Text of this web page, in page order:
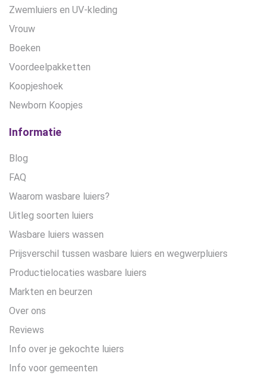
Zwemluiers en UV-kleding
Vrouw
Boeken
Voordeelpakketten
Koopjeshoek
Newborn Koopjes
Informatie
Blog
FAQ
Waarom wasbare luiers?
Uitleg soorten luiers
Wasbare luiers wassen
Prijsverschil tussen wasbare luiers en wegwerpluiers
Productielocaties wasbare luiers
Markten en beurzen
Over ons
Reviews
Info over je gekochte luiers
Info voor gemeenten